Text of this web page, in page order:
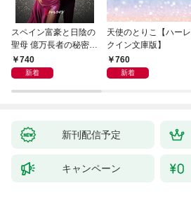
スペイン富豪と日陰の
聖母 億万長者の秘密同
盟 II ハーレクイン・ロ
マンス～純潔のシンデ
740
新着
天使のとりこ【ハーレ
クイン文庫版】
760
新着
新刊配信予定
キャンペーン